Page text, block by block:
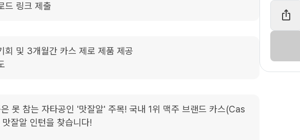
드 링크 제출
회 및 3개월간 카스 제로 제품 제공
못 참는 자타공인 '맛잘알' 주목! 국내 1위 맥주 브랜드 카스(Cas
잘알 인턴을 찾습니다!